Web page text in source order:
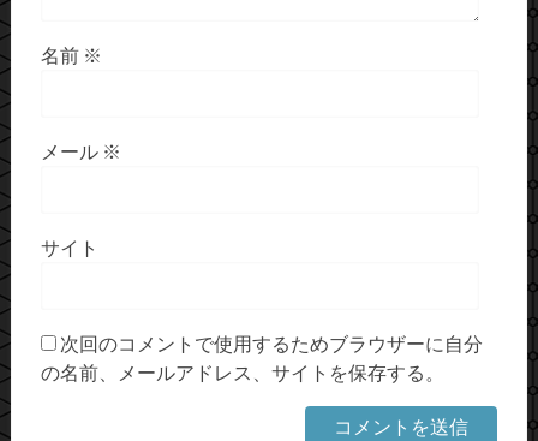
名前 ※
メール ※
サイト
次回のコメントで使用するためブラウザーに自分
の名前、メールアドレス、サイトを保存する。